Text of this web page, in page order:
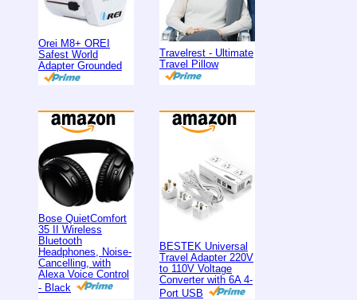
Orei M8+ OREI
Safest World
Adapter Grounded
Travelrest - Ultimate
Travel Pillow
Bose QuietComfort
35 II Wireless
Bluetooth
Headphones, Noise-
Cancelling, with
Alexa Voice Control
- Black
BESTEK Universal
Travel Adapter 220V
to 110V Voltage
Converter with 6A 4-
Port USB